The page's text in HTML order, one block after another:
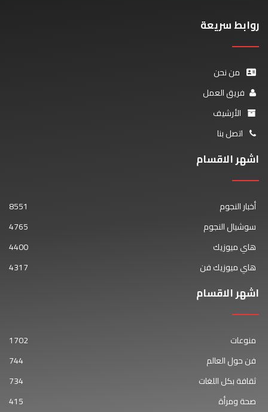
روابط سريعة
من نحن
فريق العمل
الأرشيف
اتصل بنا
اشهر الاقسام
أخبار النجوم
8551
سوشيال النجوم
4765
هاي ميوزيك
4400
هاي ميوزيك فن
4317
اشهر الاقسام
منوعات
1702
فن حول العالم
744
ثقافة بكل اللغات
734
صحة ومرأة
415